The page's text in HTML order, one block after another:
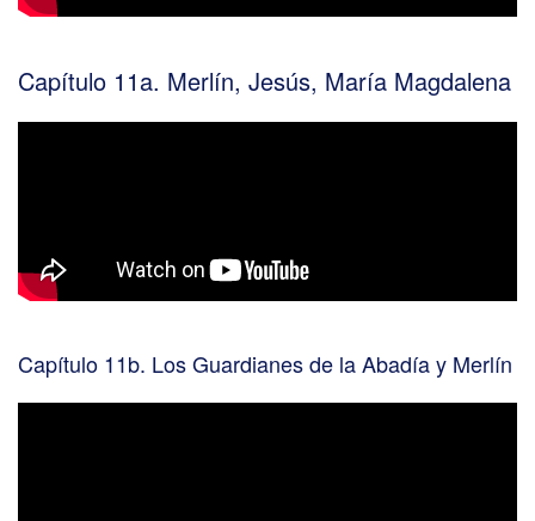
Capítulo 11a. Merlín, Jesús, María Magdalena
Capítulo 11b. Los Guardianes de la Abadía y Merlín